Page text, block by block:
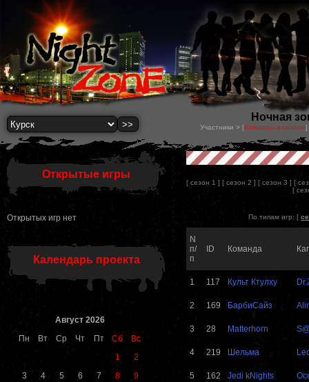
Ночная
Участники > [Команды в сезоне]
Открытые игры
Открытых игр нет
Календарь проекта
Август 2026
Пн
Вт Ср Чт Пт Сб
Вс
1
2
3
4 5 6 7 8
9
[ сезон 1 ] [ сезон 2 ] [ сезон 3 ] [
[
По типам игр: [
N
п/
п
ID Команда
1 117 Культ Ктулху
2 169 БарбиСайз
3 28 Matterhorn
4 219 Шельма
5 162 Jedi kNights